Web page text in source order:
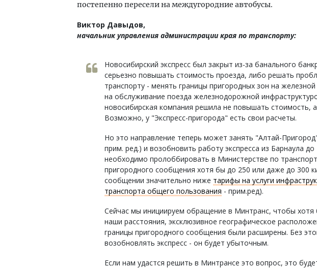
постепенно пересели на междугородние автобусы.
Виктор Давыдов,
начальник управления администрации края по транспорту:
Новосибирский экспресс был закрыт из-за банального
серьезно повышать стоимость проезда, либо решать
транспорту - менять границы пригородных зон на
на обслуживание поезда железнодорожной
новосибирская компания решила не повышать стоимость,
Возможно, у "Экспресс-пригорода" есть свои расчеты.
Но это направление теперь может занять "Алтай-
прим. ред.) и возобновить работу экспресса из Барнаула
необходимо пролоббировать в Министерстве по
пригородного сообщения хотя бы до 250 или даже до 300
сообщении значительно ниже тарифы на услуги
транспорта общего пользования - прим.ред).
Сейчас мы инициируем обращение в Минтранс, чтобы хотя
наши расстояния, эксклюзивное географическое
границы пригородного сообщения были расширены. Без
возобновлять экспресс - он будет убыточным.
Если нам удастся решить в Минтрансе это вопрос, это